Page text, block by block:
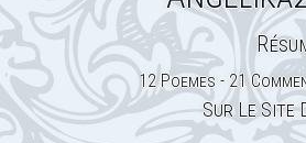
12 Poemes - 21
Sur Le Site